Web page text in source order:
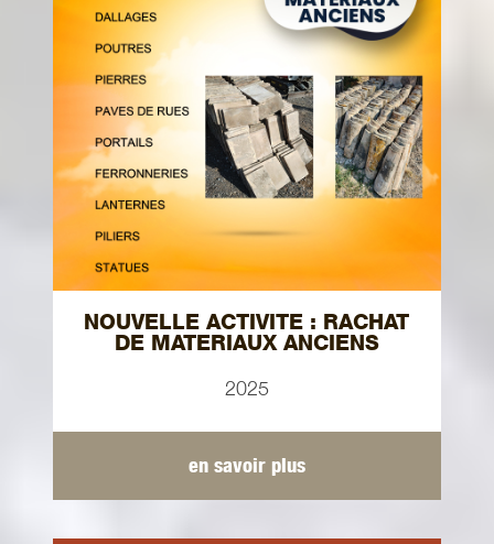
NOUVELLE ACTIVITE : RACHAT
DE MATERIAUX ANCIENS
2025
en savoir plus